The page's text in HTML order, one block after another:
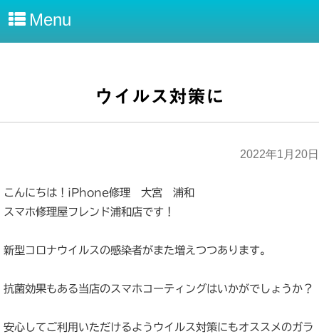
Menu
ウイルス対策に
2022年1月20日
こんにちは！iPhone修理 大宮 浦和
スマホ修理屋フレンド浦和店です！
新型コロナウイルスの感染者がまた増えつつあります。
抗菌効果もある当店のスマホコーティングはいかがでしょうか？
安心してご利用いただけるようウイルス対策にもオススメのガラ